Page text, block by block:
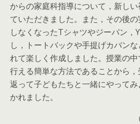
からの家庭科指導について，新し
ていただきました。また，その後
しなくなったTシャツやジーパン，
し，トートバックや手提げカバン
れて楽しく作成しました。授業の
行える簡単な方法であることから
返って子どもたちと一緒にやって
かれました。